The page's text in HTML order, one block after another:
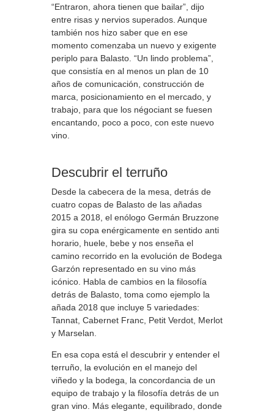
“Entraron, ahora tienen que bailar”, dijo
entre risas y nervios superados. Aunque
también nos hizo saber que en ese
momento comenzaba un nuevo y exigente
periplo para Balasto. “Un lindo problema”,
que consistía en al menos un plan de 10
años de comunicación, construcción de
marca, posicionamiento en el mercado, y
trabajo, para que los négociant se fuesen
encantando, poco a poco, con este nuevo
vino.
Descubrir el terruño
Desde la cabecera de la mesa, detrás de
cuatro copas de Balasto de las añadas
2015 a 2018, el enólogo Germán Bruzzone
gira su copa enérgicamente en sentido anti
horario, huele, bebe y nos enseña el
camino recorrido en la evolución de Bodega
Garzón representado en su vino más
icónico. Habla de cambios en la filosofía
detrás de Balasto, toma como ejemplo la
añada 2018 que incluye 5 variedades:
Tannat, Cabernet Franc, Petit Verdot, Merlot
y Marselan.
En esa copa está el descubrir y entender el
terruño, la evolución en el manejo del
viñedo y la bodega, la concordancia de un
equipo de trabajo y la filosofía detrás de un
gran vino. Más elegante, equilibrado, donde